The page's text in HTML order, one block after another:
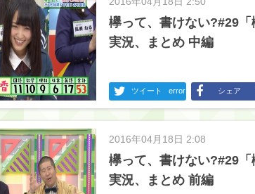
欅って、書けない?#29「
実況、まとめ 中編
ツイート error シェア
2016年04月18日 2:08
欅って、書けない?#29「
実況、まとめ 前編